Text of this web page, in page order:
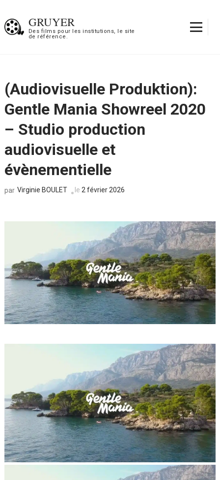
contenu
GRUYER
Des films pour les institutions, le site
de référence.
(Audiovisuelle Produktion):
Gentle Mania Showreel 2020
– Studio production
audiovisuelle et
évènementielle
par Virginie BOULET le 2 février 2026